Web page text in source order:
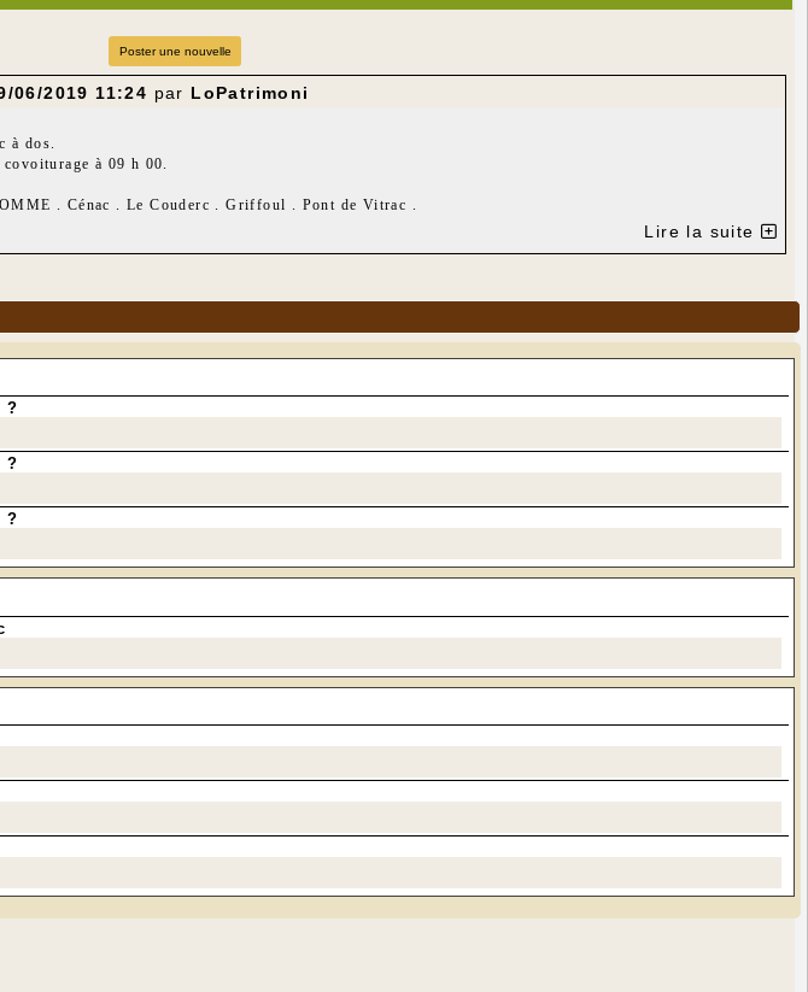
Poster une nouvelle
06/2019 11:24 par LoPatrimoni
à dos.
à 09 h 00.
. Cénac . Le Couderc . Griffoul . Pont de Vitrac .
Lire la suite
?
?
?